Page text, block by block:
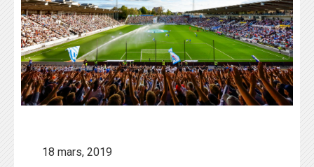
18 mars, 2019